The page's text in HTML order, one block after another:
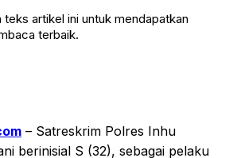
teks artikel ini untuk mendapatkan
terbaik.
– Satreskrim Polres Inhu
berinisial S (32), sebagai pelaku